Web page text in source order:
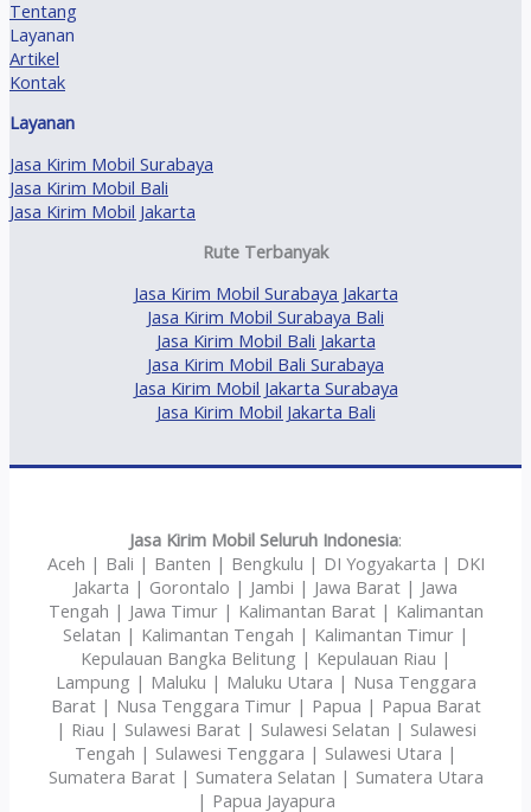
Tentang
Layanan
Artikel
Kontak
Layanan
Jasa Kirim Mobil Surabaya
Jasa Kirim Mobil Bali
Jasa Kirim Mobil Jakarta
Rute Terbanyak
Jasa Kirim Mobil Surabaya Jakarta
Jasa Kirim Mobil Surabaya Bali
Jasa Kirim Mobil Bali Jakarta
Jasa Kirim Mobil Bali Surabaya
Jasa Kirim Mobil Jakarta Surabaya
Jasa Kirim Mobil Jakarta Bali
Jasa Kirim Mobil Seluruh Indonesia:
Aceh | Bali | Banten | Bengkulu | DI Yogyakarta | DKI
Jakarta | Gorontalo | Jambi | Jawa Barat | Jawa
Tengah | Jawa Timur | Kalimantan Barat | Kalimantan
Selatan | Kalimantan Tengah | Kalimantan Timur |
Kepulauan Bangka Belitung | Kepulauan Riau |
Lampung | Maluku | Maluku Utara | Nusa Tenggara
Barat | Nusa Tenggara Timur | Papua | Papua Barat
| Riau | Sulawesi Barat | Sulawesi Selatan | Sulawesi
Tengah | Sulawesi Tenggara | Sulawesi Utara |
Sumatera Barat | Sumatera Selatan | Sumatera Utara
| Papua Jayapura